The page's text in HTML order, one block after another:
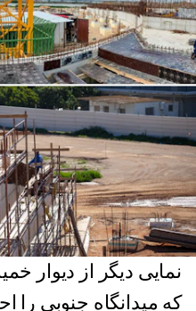
نمایی دیگر از دیوار
که میدانگاه جنوبی را